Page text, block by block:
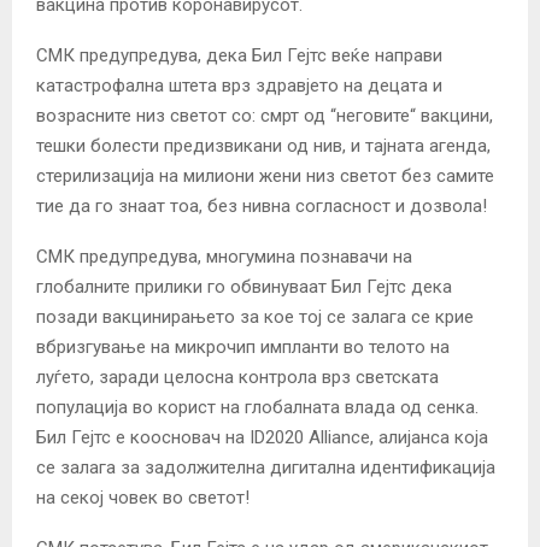
СМК предупредува, дека Бил Гејтс веќе направи
катастрофална штета врз здравјето на децата и
возрасните низ светот со: смрт од “неговите“ вакцини,
тешки болести предизвикани од нив, и тајната агенда,
стерилизација на милиони жени низ светот без самите
тие да го знаат тоа, без нивна согласност и дозвола!
СМК предупредува, многумина познавачи на
глобалните прилики го обвинуваат Бил Гејтс дека
позади вакцинирањето за кое тој се залага се крие
вбризгување на микрочип импланти во телото на
луѓето, заради целосна контрола врз светската
популација во корист на глобалната влада од сенка.
Бил Гејтс е коосновач на ID2020 Alliance, алијанса која
се залага за задолжителна дигитална идентификација
на секој човек во светот!